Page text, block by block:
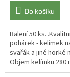
Do košíku
Balení 50 ks.
pohárek - kelímek
svařák a jiné horké
Objem kelímku 280
, užitný objem 200 -